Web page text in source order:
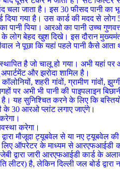
चला जाता है। इस 30 फीसद पानी का
दिया गया है। उस कार्ड की मदद से
पिया। आरओ का पानी उच्च
लोग बेहद खुश दिखे। इस दौरान
ने पूछा कि यहां पहले पानी कैसे आता
है जो चालू हो गया। अभी यहां
और झरोदा शामिल है।
शहरी गांवों, ग्रामीण
पर अभी भी पानी की पाइपलाइन
यह सुनिश्चित करने के लिए कि
के 30 आरओ प्लांट लगाए जाएंगे।
करेगा।
मौजूदा ट्यूबवेल से या नए ट्यूबवेल की
ऑपरेटर के माध्यम से आरएफआईडी
जारी आरएफआईडी कार्ड के
है, लेकिन दिल्ली जल बोर्ड द्वारा